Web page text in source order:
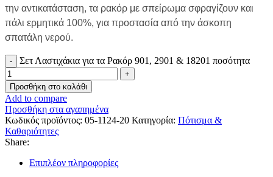
την αντικατάσταση, τα ρακόρ με σπείρωμα σφραγίζουν και
πάλι ερμητικά 100%, για προστασία από την άσκοπη
σπατάλη νερού.
Σετ Λαστιχάκια για τα Ρακόρ 901, 2901 & 18201 ποσότητα
Προσθήκη στο καλάθι
Add to compare
Προσθήκη στα αγαπημένα
Κωδικός προϊόντος: 05-1124-20 Κατηγορία: Πότισμα &
Καθαριότητες
Share:
Επιπλέον πληροφορίες